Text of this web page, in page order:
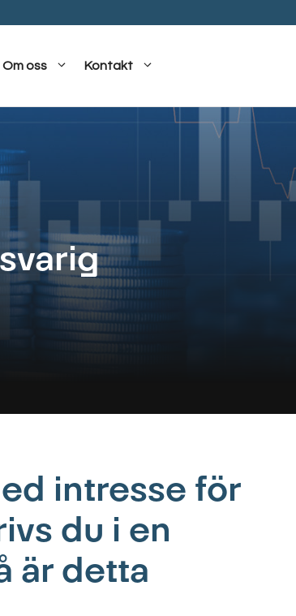
Om oss Kontakt
intresse för
du i en
är detta